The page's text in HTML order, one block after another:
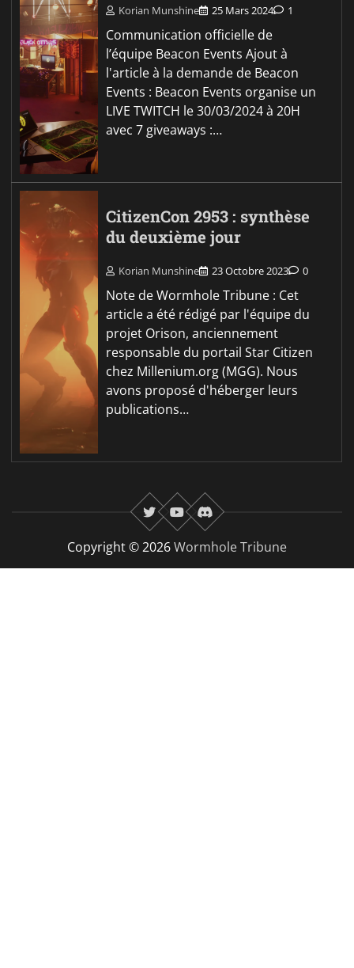
Korian Munshine 25 Mars 2024 1
Communication officielle de
l’équipe Beacon Events Ajout à
l'article à la demande de Beacon
Events : Beacon Events organise un
LIVE TWITCH le 30/03/2024 à 20H
avec 7 giveaways :…
CitizenCon 2953 : synthèse
du deuxième jour
Korian Munshine 23 Octobre 2023 0
Note de Wormhole Tribune : Cet
article a été rédigé par l'équipe du
projet Orison, anciennement
responsable du portail Star Citizen
chez Millenium.org (MGG). Nous
avons proposé d'héberger leurs
publications…
twitteryoutubeDiscord
Copyright © 2026Wormhole Tribune